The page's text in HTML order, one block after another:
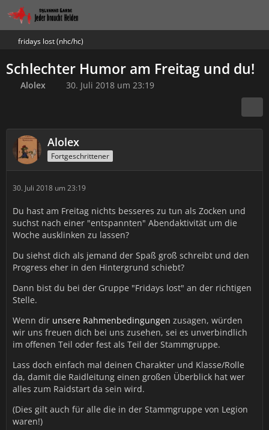
fridays lost (nhc/hc)
Schlechter Humor am Freitag und du!
Alolex 30. Juli 2018 um 23:19
Alolex
Fortgeschrittener
30. Juli 2018 um 23:19
Du hast am Freitag nichts besseres zu tun als Zocken und
suchst nach einer "entspannten" Abendaktivität um die
Woche ausklinken zu lassen?
Du siehst dich als jemand der Spaß groß schreibt und den
Progress eher in den Hintergrund schiebt?
Dann bist du bei der Gruppe "Fridays lost" an der richtigen
Stelle.
Wenn dir unsere Rahmenbedingungen zusagen, würden
wir uns freuen dich bei uns zusehen, sei es unverbindlich
im offenen Teil oder fest als Teil der Stammgruppe.
Lass doch einfach mal deinen Charakter und Klasse/Rolle
da, damit die Raidleitung einen großen Überblick hat wer
alles zum Raidstart da sein wird.
(Dies gilt auch für alle die in der Stammgruppe von Legion
waren!)